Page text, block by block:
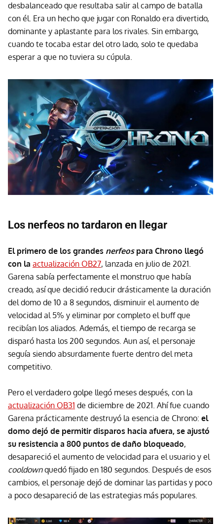
desbalanceado que resultaba salir al campo de batalla
con él. Era un hecho que jugar con Ronaldo era divertido,
dominante y aplastante para los rivales. Sin embargo,
cuando te tocaba estar del otro lado, solo te quedaba
esperar a que no tuviera su cúpula.
Los nerfeos no tardaron en llegar
El primero de los grandes nerfeos para Chrono llegó
con la actualización OB27, lanzada en julio de 2021.
Garena sabía perfectamente el monstruo que había
creado, así que decidió reducir drásticamente la duración
del domo de 10 a 8 segundos, disminuir el aumento de
velocidad al 5% y eliminar por completo el buff que
recibían los aliados. Además, el tiempo de recarga se
disparó hasta los 200 segundos. Aun así, el personaje
seguía siendo absurdamente fuerte dentro del meta
competitivo.
Pero el verdadero golpe llegó meses después, con la
actualización OB31 de diciembre de 2021. Ahí fue cuando
Garena prácticamente destruyó la esencia de Chrono: el
domo dejó de permitir disparos hacia afuera, se ajustó
su resistencia a 800 puntos de daño bloqueado,
desapareció el aumento de velocidad para el usuario y el
cooldownquedó fijado en 180 segundos. Después de esos
cambios, el personaje dejó de dominar las partidas y poco
a poco desapareció de las estrategias más populares.